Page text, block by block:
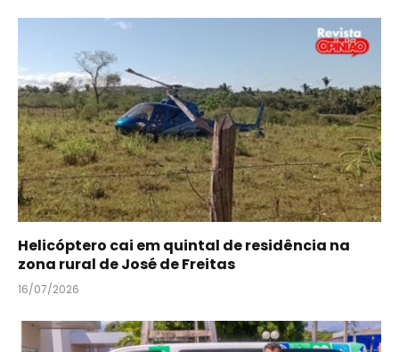
Helicóptero cai em quintal de residência na
zona rural de José de Freitas
16/07/2026